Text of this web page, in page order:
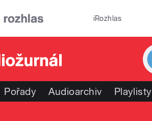
iRozhlas
Pořady Audioarchiv Playlisty